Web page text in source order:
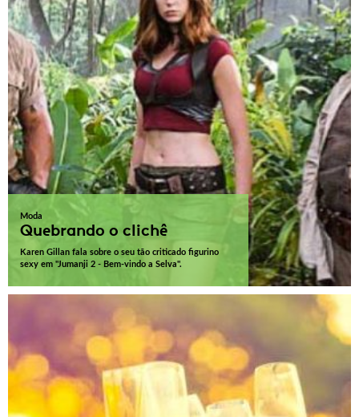
Moda
Quebrando o clichê
Karen Gillan fala sobre o seu tão criticado figurino
sexy em "Jumanji 2 - Bem-vindo a Selva".